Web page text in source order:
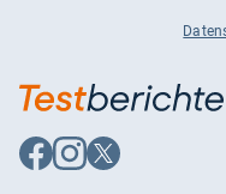
Auf
Facebook
Auf
Instagram
Auf
X